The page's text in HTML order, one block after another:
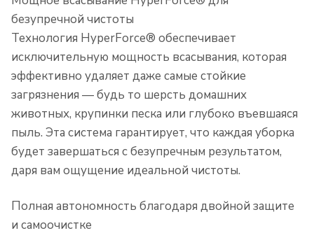
безупречной чистоты
Технология HyperForce® обеспечивает
исключительную мощность всасывания, которая
эффективно удаляет даже самые стойкие
загрязнения — будь то шерсть домашних
животных, крупинки песка или глубоко въевшаяся
пыль. Эта система гарантирует, что каждая уборка
будет завершаться с безупречным результатом,
даря вам ощущение идеальной чистоты.
Полная автономность благодаря двойной защите
и самоочистке